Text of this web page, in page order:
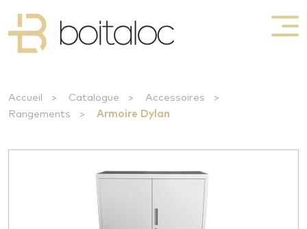
Accueil > Catalogue > Accessoires
>
Rangements
> Armoire Dylan